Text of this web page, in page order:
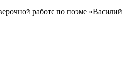
работе по поэме «Василий